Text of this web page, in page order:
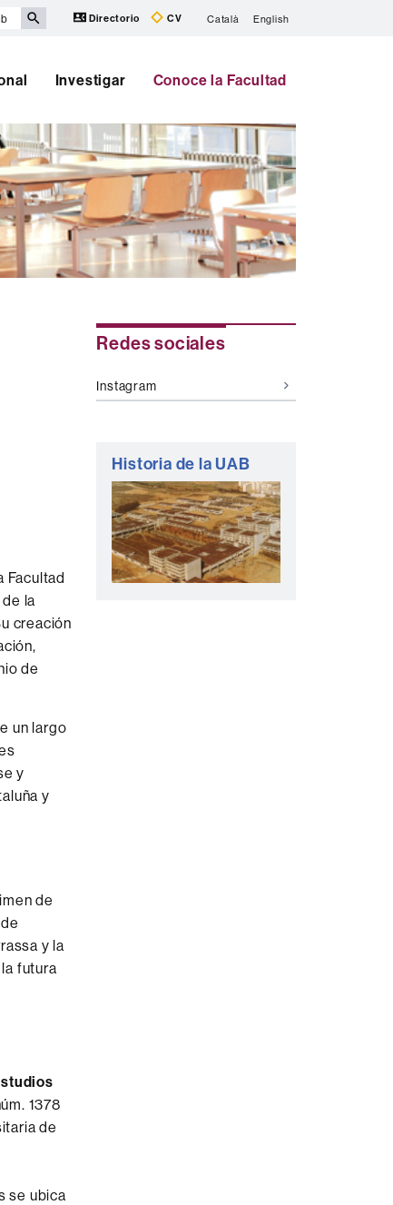
Directorio CV Català English
Investigar Conoce la Facultad
Facultad
la
creación
de
un largo
y
y
de
y la
futura
1378
de
se ubica
Información
Redes sociales
Instagram
Historia de la UAB